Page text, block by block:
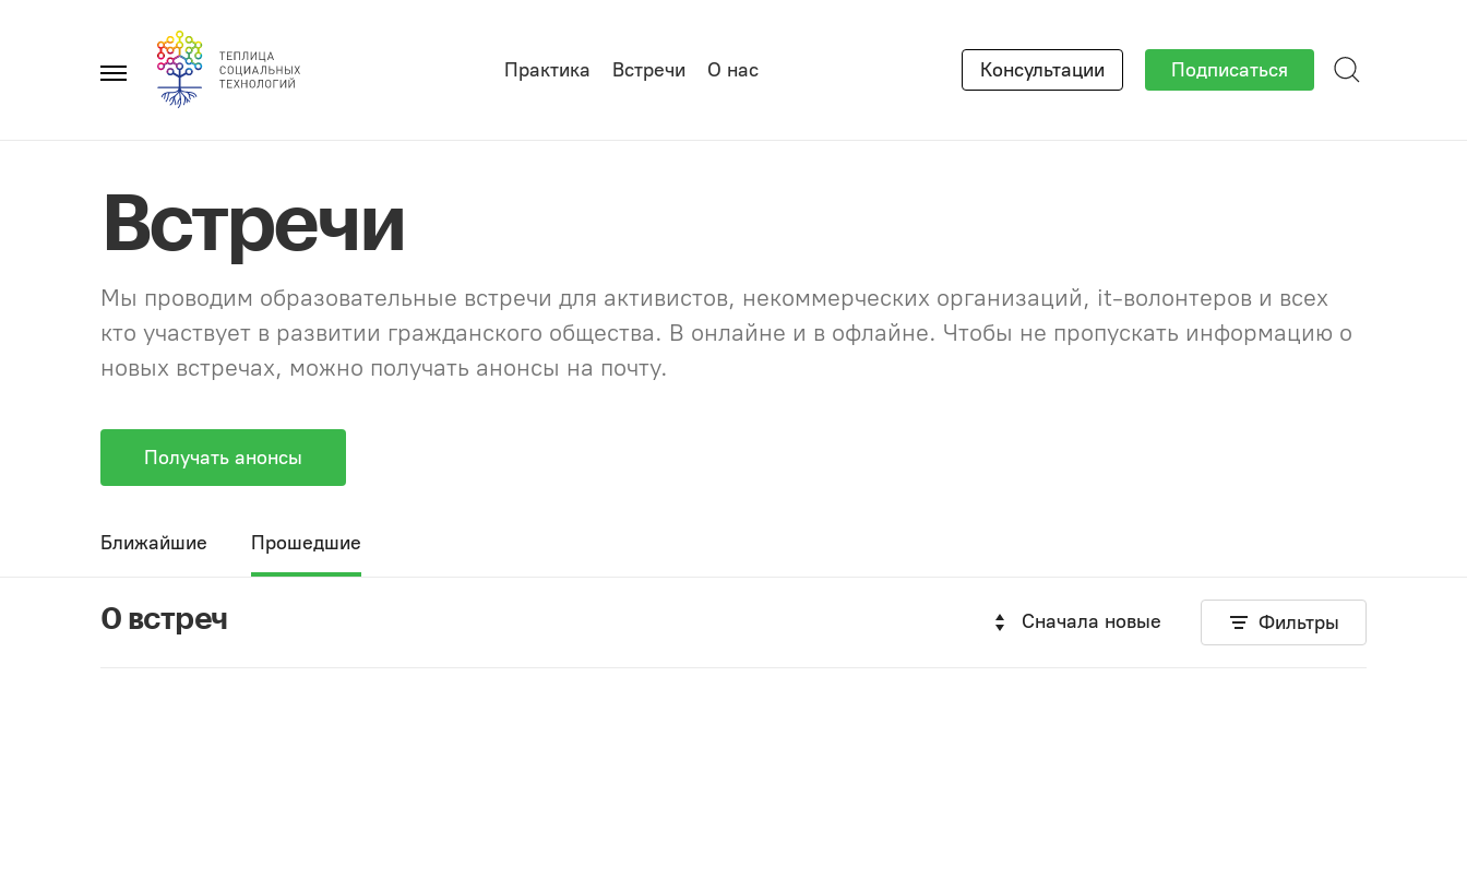
Главное
Практика Встречи О нас Консультации Подписаться
Встречи
Мы проводим образовательные встречи для активистов, некоммерческих организаций, it-волонтеров и всех
кто участвует в развитии гражданского общества. В онлайне и в офлайне. Чтобы не пропускать информацию о
новых встречах, можно получать анонсы на почту.
Получать анонсы
Ближайшие Прошедшие
0 встреч Сначала новые Фильтры